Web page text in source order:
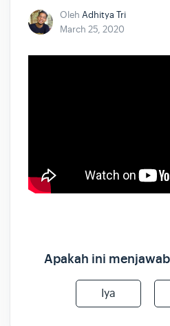
Oleh Adhitya Tri
March 25, 2020
Apakah ini
Iya